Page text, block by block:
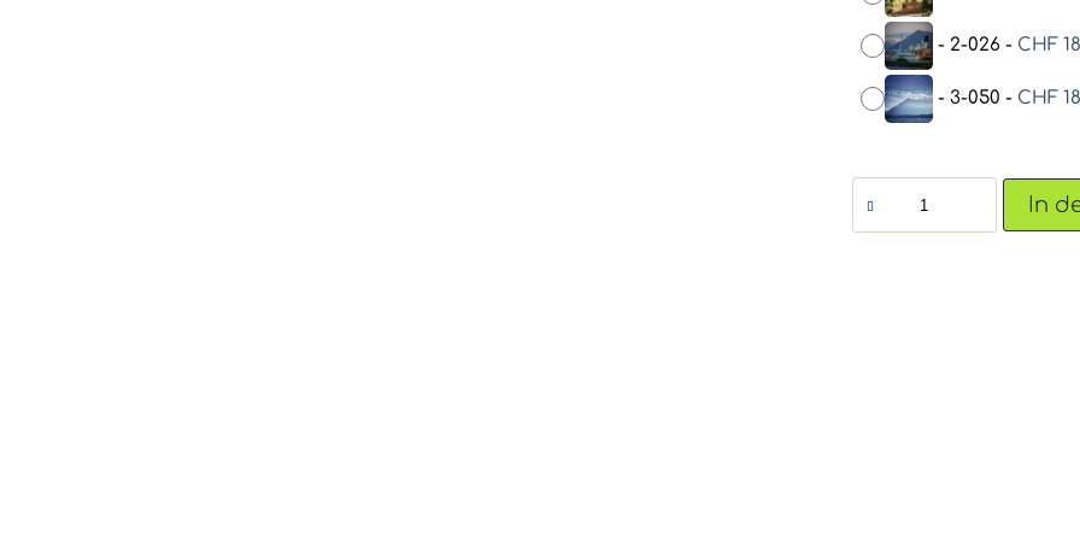
- 2-026 - CHF
- 3-050 - CHF
Aromaplättli
mit
Thuner-
In